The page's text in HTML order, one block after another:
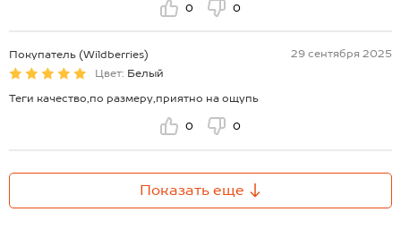
0 0
Покупатель (Wildberries)
29 сентября 2025
Цвет: Белый
Теги качество,по размеру,приятно на ощупь
0 0
Показать еще